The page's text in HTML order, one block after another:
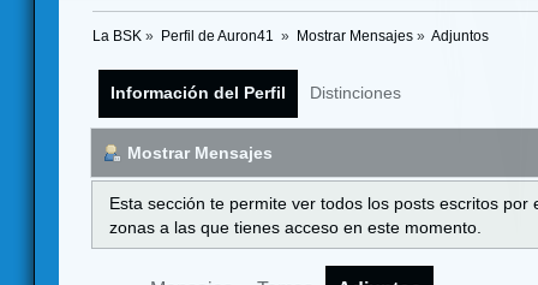
La BSK » Perfil de Auron41 » Mostrar Mensajes» Adjuntos
Información del Perfil Distinciones
Mostrar Mensajes
Esta sección te permite ver todos los posts escritos
zonas a las que tienes acceso en este momento.